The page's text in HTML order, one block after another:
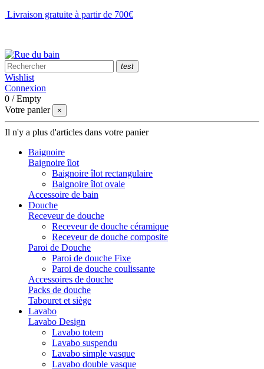
Livraison gratuite à partir de 700€
test
Wishlist
Connexion
0 /Empty
Votre panier
×
Il n'y a plus d'articles dans votre panier
Baignoire
Baignoire îlot
Baignoire îlot rectangulaire
Baignoire îlot ovale
Accessoire de bain
Douche
Receveur de douche
Receveur de douche céramique
Receveur de douche composite
Paroi de Douche
Paroi de douche Fixe
Paroi de douche coulissante
Accessoires de douche
Packs de douche
Tabouret et siège
Lavabo
Lavabo Design
Lavabo totem
Lavabo suspendu
Lavabo simple vasque
Lavabo double vasque